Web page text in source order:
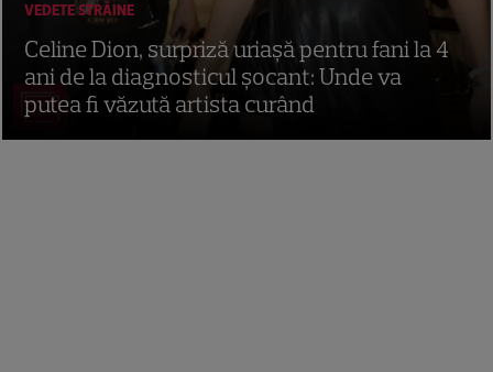
6
VEDETE STRĂINE
Celine Dion, surpriză uriașă pentru fani la 4
ani de la diagnosticul șocant: Unde va
putea fi văzută artista curând